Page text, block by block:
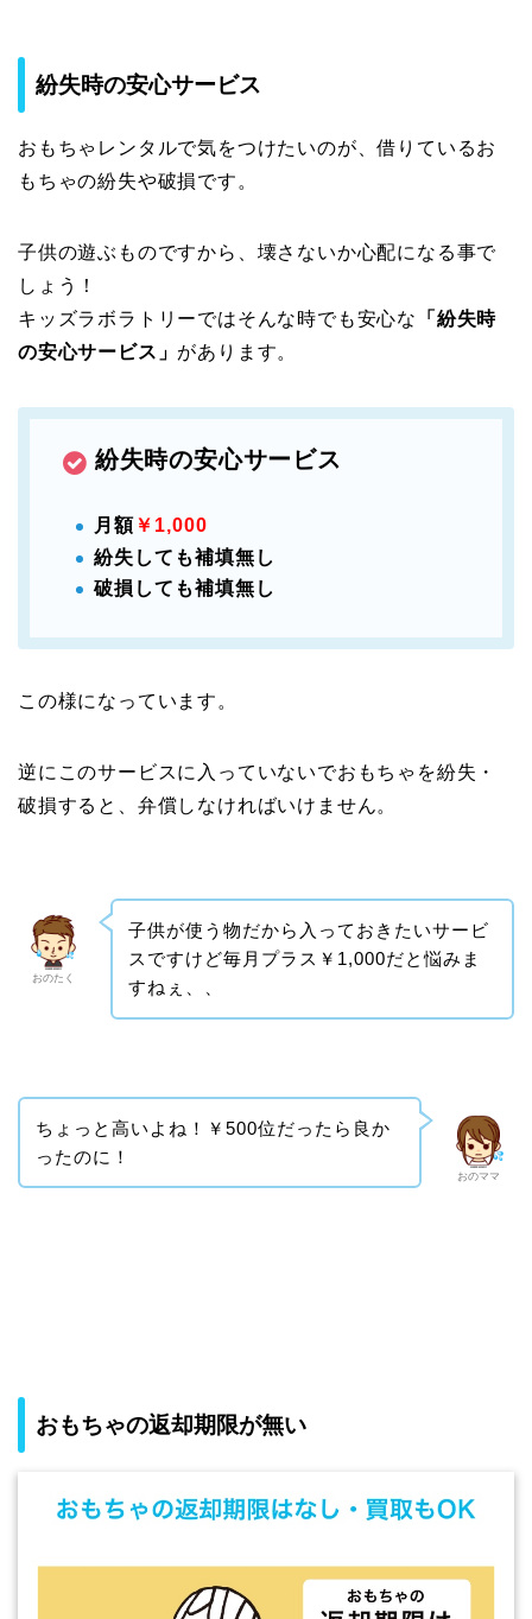
紛失時の安心サービス
おもちゃレンタルで気をつけたいのが、借りているお
もちゃの紛失や破損です。
子供の遊ぶものですから、壊さないか心配になる事で
しょう！
キッズラボラトリーではそんな時でも安心な
「紛失時
の安心サービス」 があります。
紛失時の安心サービス
月額￥1,000
紛失しても補填無し
破損しても補填無し
この様になっています。
逆にこのサービスに入っていないでおもちゃを紛失・
破損すると、弁償しなければいけません。
おのたく
子供が使う物だから入っておきたいサービ
スですけど毎月プラス￥1,000だと悩みま
すねぇ、、
おのママ
ちょっと高いよね！￥500位だったら良か
ったのに！
おもちゃの返却期限が無い